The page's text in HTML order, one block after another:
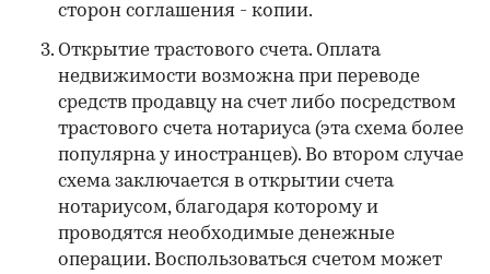
сторон соглашения - копии.
Открытие трастового счета. Оплата
недвижимости возможна при переводе
средств продавцу на счет либо посредством
трастового счета нотариуса (эта схема более
популярна у иностранцев). Во втором случае
схема заключается в открытии счета
нотариусом, благодаря которому и
проводятся необходимые денежные
операции. Воспользоваться счетом может